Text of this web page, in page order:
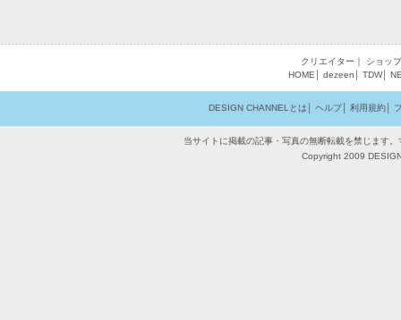
クリエイター
ショップ
HOME
dezeen TDW│
DESIGN CHANNELとは ヘルプ│ 利用規約│
当サイトに掲載の記事・写真の無断転載を禁じます
Copyright 2009